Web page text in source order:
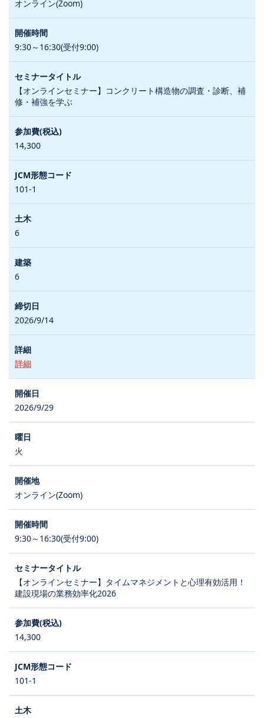
オンライン(Zoom)
9:30～16:30(受付9:00)
【オンラインセミナー】コンクリート構造物の調査・診断、補
修・補強を学ぶ
14,300
101-1
6
6
2026/9/14
詳細
2026/9/29
火
オンライン(Zoom)
9:30～16:30(受付9:00)
【オンラインセミナー】タイムマネジメントと心理有効活用！
建設現場の業務効率化2026
14,300
101-1